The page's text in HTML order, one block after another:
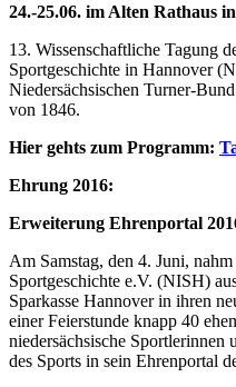
24.-25.06. im Alten Rathaus
13. Wissenschaftliche Tagung
Sportgeschichte in Hannover
Niedersächsischen Turner-
von 1846.
Hier gehts zum Programm:
Ehrung 2016:
Erweiterung Ehrenportal
Am Samstag, den 4. Juni,
Sportgeschichte e.V. (NISH)
Sparkasse Hannover in ihren
einer Feierstunde knapp 40
niedersächsische Sportlerinnen
des Sports in sein Ehrenportal